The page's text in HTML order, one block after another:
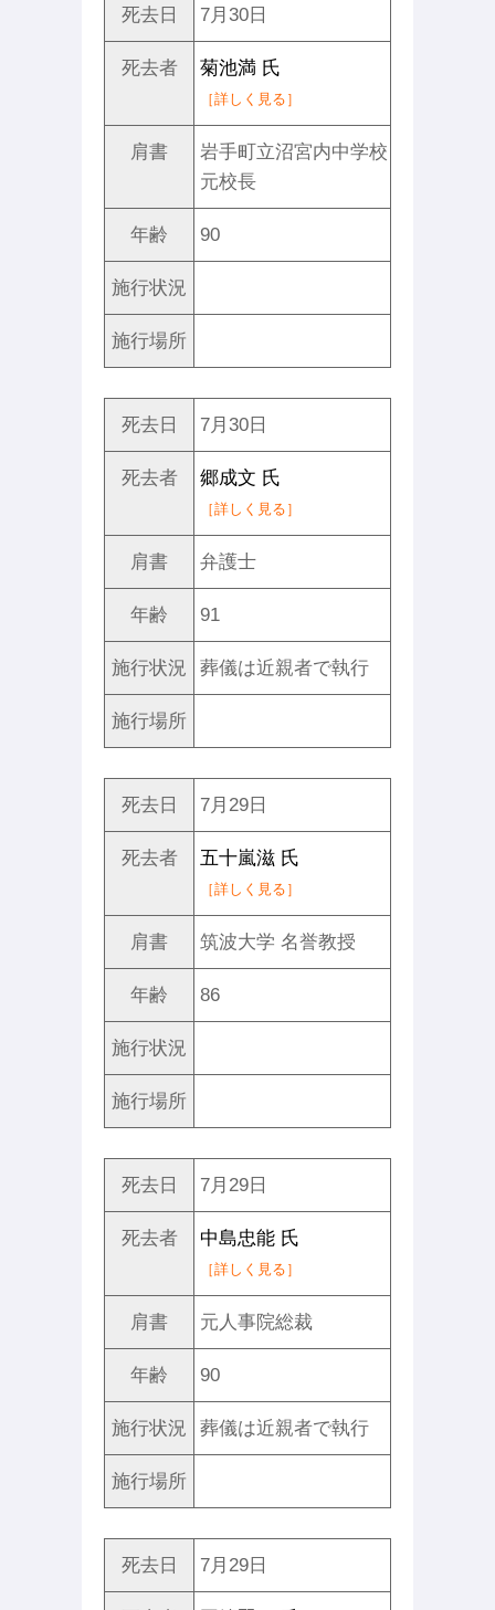
死去日 7月30日
死去者 菊池満 氏
［詳しく見る］
肩書
岩手町立沼宮内中学校
元校長
年齢 90
施行状況
施行場所
死去日 7月30日
死去者 郷成文 氏
［詳しく見る］
肩書 弁護士
年齢 91
施行状況 葬儀は近親者で執行
施行場所
死去日 7月29日
死去者 五十嵐滋 氏
［詳しく見る］
肩書 筑波大学 名誉教授
年齢 86
施行状況
施行場所
死去日 7月29日
死去者 中島忠能 氏
［詳しく見る］
肩書 元人事院総裁
年齢 90
施行状況 葬儀は近親者で執行
施行場所
死去日 7月29日